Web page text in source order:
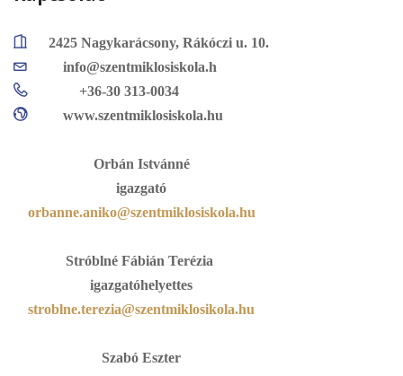
2425 Nagykarácsony, Rákóczi u. 10.
info@szentmiklosiskola.h
+36-30 313-0034
www.szentmiklosiskola.hu
Orbán Istvánné
igazgató
orbanne.aniko@szentmiklosiskola.hu
Stróblné Fábián Terézia
igazgatóhelyettes
stroblne.terezia@szentmiklosikola.hu
Szabó Eszter